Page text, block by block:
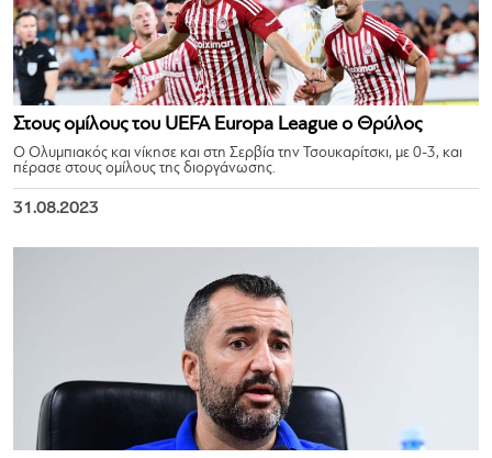
Στους ομίλους του UEFA Europa League ο Θρύλος
Ο Ολυμπιακός και νίκησε και στη Σερβία την Τσουκαρίτσκι, με 0-3, και
πέρασε στους ομίλους της διοργάνωσης.
31.08.2023